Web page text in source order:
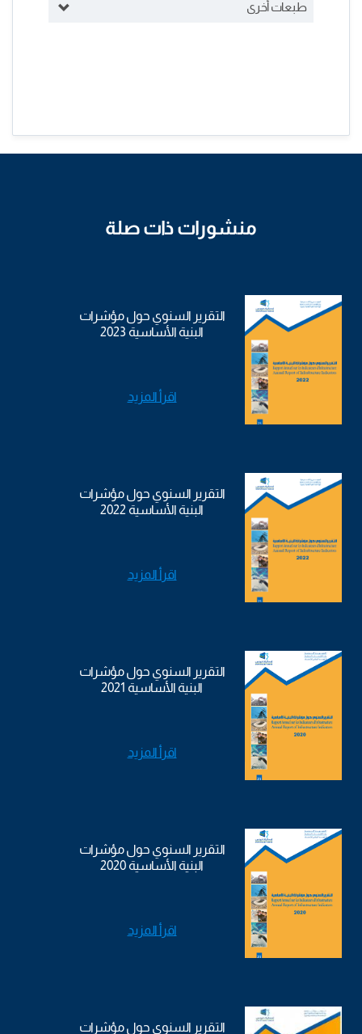
طبعات أخرى
منشورات ذات صلة
التقرير السنوي حول مؤشرات
البنية الأساسية 2023
اقرأ المزيد
التقرير السنوي حول مؤشرات
البنية الأساسية 2022
اقرأ المزيد
التقرير السنوي حول مؤشرات
البنية الأساسية 2021
اقرأ المزيد
التقرير السنوي حول مؤشرات
البنية الأساسية 2020
اقرأ المزيد
التقرير السنوي حول مؤشرات